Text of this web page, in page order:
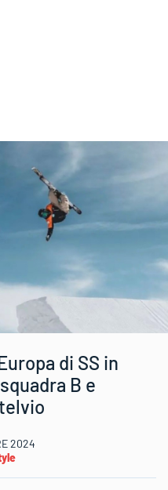
di SS in
B e
2024